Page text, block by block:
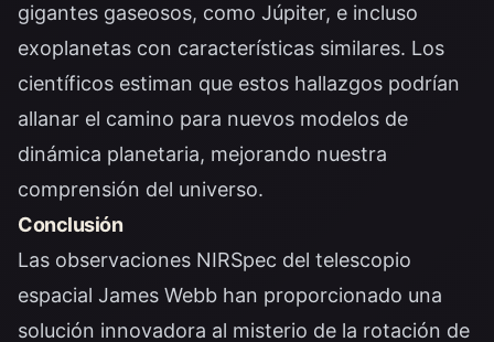
gigantes gaseosos, como Júpiter, e incluso
exoplanetas con características similares. Los
científicos estiman que estos hallazgos podrían
allanar el camino para nuevos modelos de
dinámica planetaria, mejorando nuestra
comprensión del universo.
Conclusión
Las observaciones NIRSpec del telescopio
espacial James Webb han proporcionado una
solución innovadora al misterio de la rotación de